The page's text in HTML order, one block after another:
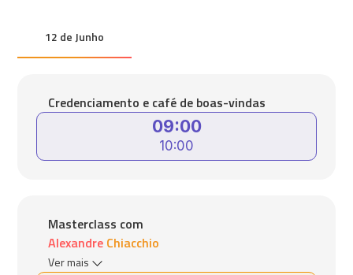
12 de Junho
09:00
10:00
Credenciamento e café de boas-vindas
Masterclass com
Alexandre Chiacchio
Ver mais